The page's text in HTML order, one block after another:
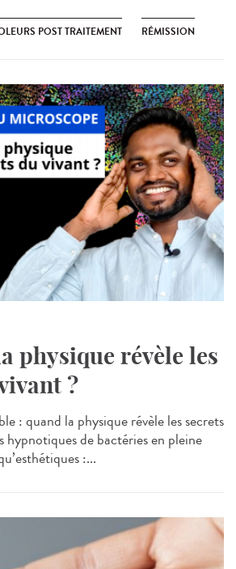
POST TRAITEMENT RÉMISSION
physique révèle les
?
: quand la physique révèle les secrets
hypnotiques de bactéries en pleine
:...